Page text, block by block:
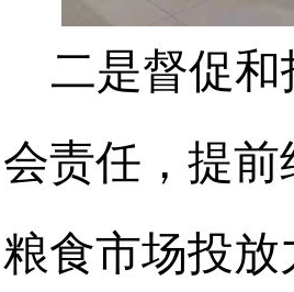
二是督促
会责任， 提前
粮食市场投放